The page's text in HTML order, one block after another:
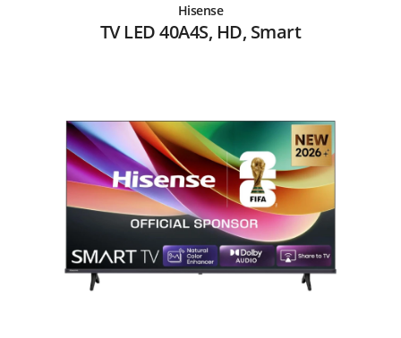
Hisense
TV LED 40A4S, HD, Smart